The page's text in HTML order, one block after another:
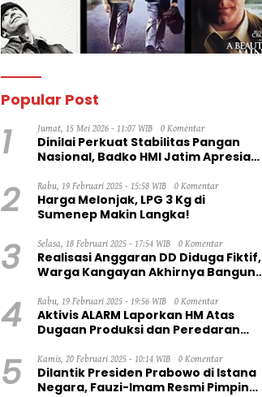
Popular Post
1 Jumat, 15 Mei 2026 - 11:07 WIB 0 Komentar
Dinilai Perkuat Stabilitas Pangan
Nasional, Badko HMI Jatim Apresiasi
2 Rabu, 19 Februari 2025 - 15:58 WIB 0 Komentar
Harga Melonjak, LPG 3 Kg di
Sumenep Makin Langka!
3 Selasa, 18 Februari 2025 - 17:54 WIB 0 Komentar
Realisasi Anggaran DD Diduga Fiktif,
Warga Kangayan Akhirnya Bangun
4 Rabu, 19 Februari 2025 - 19:56 WIB 0 Komentar
Aktivis ALARM Laporkan HM Atas
Dugaan Produksi dan Peredaran
5 Kamis, 20 Februari 2025 - 10:14 WIB 0 Komentar
Dilantik Presiden Prabowo di Istana
Negara, Fauzi-Imam Resmi Pimpin